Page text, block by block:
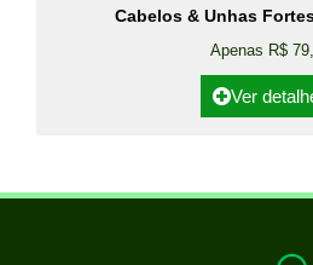
Cabelos & Unhas
Apenas R$
Ver